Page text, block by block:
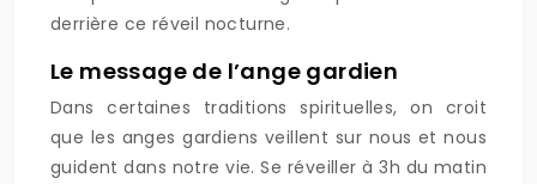
derrière ce réveil nocturne.
Le message de l’ange gardien
Dans certaines traditions spirituelles, on croit
que les anges gardiens veillent sur nous et nous
guident dans notre vie. Se réveiller à 3h du matin